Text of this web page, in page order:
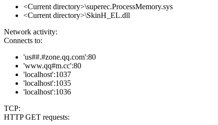
<Current directory>\superec.ProcessMemory.sys
<Current directory>\SkinH_EL.dll
Network activity:
Connects to:
'us##.#zone.qq.com':80
'www.qq#m.cc':80
'localhost':1037
'localhost':1035
'localhost':1036
TCP:
HTTP GET requests: